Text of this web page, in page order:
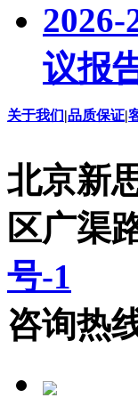
议报
关于我们|品质保证|
北京新
区广渠
号-1
咨询热